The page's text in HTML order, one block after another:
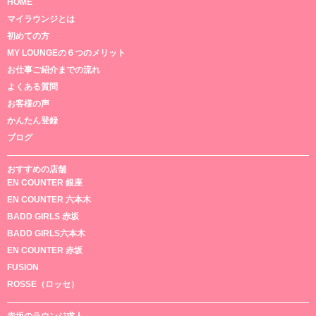
マイラウンジとは
初めての方
MY LOUNGEの６つのメリット
お仕事ご紹介までの流れ
よくある質問
お客様の声
かんたん登録
ブログ
おすすめの店舗
EN COUNTER 銀座
EN COUNTER 六本木
BADD GIRLS 赤坂
BADD GIRLS六本木
EN COUNTER 赤坂
FUSION
ROSSE（ロッセ）